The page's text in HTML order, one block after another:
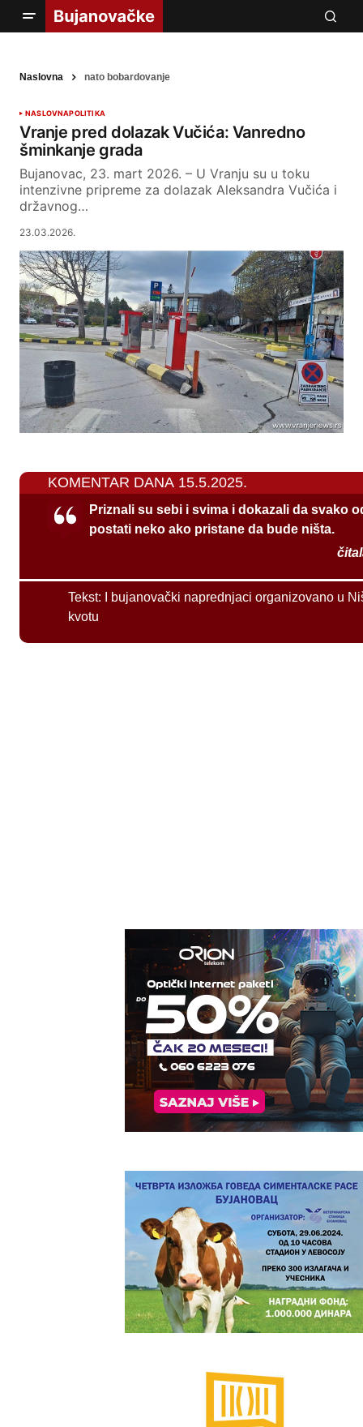
Naslovna nato bobardovanje
NASLOVNAPOLITIKA
Vranje pred dolazak Vučića: Vanredno
šminkanje grada
Bujanovac, 23. mart 2026. – U Vranju su u toku
intenzivne pripreme za dolazak Aleksandra Vučića i
državnog…
23.03.2026.
KOMENTAR DANA 15.5.2025.
Priznali su sebi i svima i dokazali da svako
postati neko ako pristane da bude ništa.
Tekst:
I bujanovački naprednjaci organizovano u
kvotu